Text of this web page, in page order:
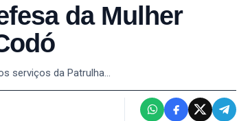
da Mulher
serviços da Patrulha…